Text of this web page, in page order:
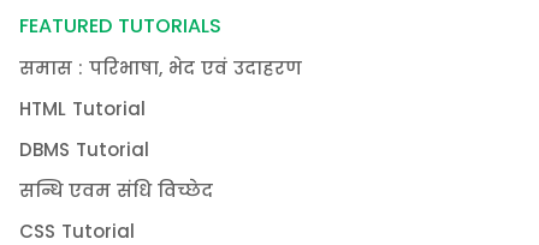
FEATURED TUTORIALS
समास : परिभाषा, भेद एवं उदाहरण
HTML Tutorial
DBMS Tutorial
सन्धि एवम संधि विच्छेद
CSS Tutorial